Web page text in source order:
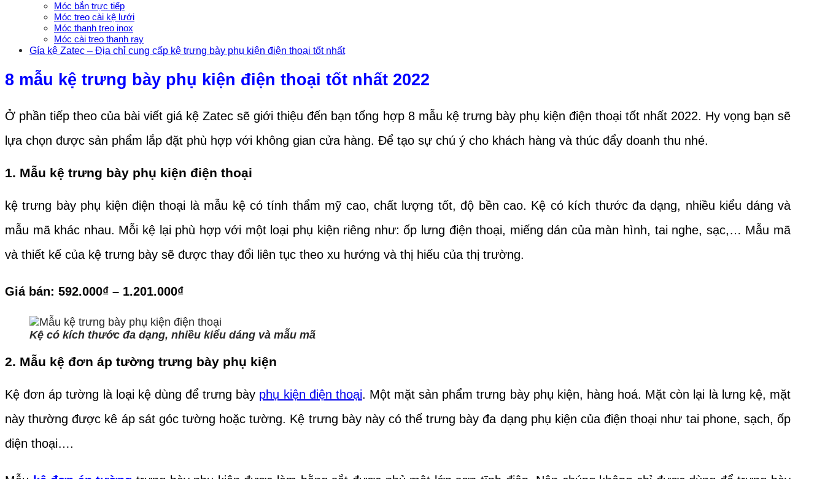
Móc bắn trực tiếp
Móc treo cài kệ lưới
Móc thanh treo inox
Móc cài treo thanh ray
Gía kệ Zatec – Địa chỉ cung cấp kệ trưng bày phụ kiện điện thoại tốt nhất
8 mẫu kệ trưng bày phụ kiện điện thoại tốt nhất 2022
Ở phần tiếp theo của bài viết giá kệ Zatec sẽ giới thiệu đến bạn tổng hợp 8 mẫu kệ trưng bày phụ kiện điện thoại tốt nhất 2022. Hy vọng bạn sẽ
lựa chọn được sản phẩm lắp đặt phù hợp với không gian cửa hàng. Để tạo sự chú ý cho khách hàng và thúc đẩy doanh thu nhé.
1. Mẫu kệ trưng bày phụ kiện điện thoại
kệ trưng bày phụ kiện điện thoại là mẫu kệ có tính thẩm mỹ cao, chất lượng tốt, độ bền cao. Kệ có kích thước đa dạng, nhiều kiểu dáng và
mẫu mã khác nhau. Mỗi kệ lại phù hợp với một loại phụ kiện riêng như: ốp lưng điện thoại, miếng dán của màn hình, tai nghe, sạc,… Mẫu mã
và thiết kế của kệ trưng bày sẽ được thay đổi liên tục theo xu hướng và thị hiếu của thị trường.
Giá bán: 592.000₫ – 1.201.000₫
Kệ có kích thước đa dạng, nhiều kiểu dáng và mẫu mã
2. Mẫu kệ đơn áp tường trưng bày phụ kiện
Kệ đơn áp tường là loại kệ dùng để trưng bày phụ kiện điện thoại. Một mặt sản phẩm trưng bày phụ kiện, hàng hoá. Mặt còn lại là lưng kệ, mặt
này thường được kê áp sát góc tường hoặc tường. Kệ trưng bày này có thể trưng bày đa dạng phụ kiện của điện thoại như tai phone, sạch, ốp
điện thoại….